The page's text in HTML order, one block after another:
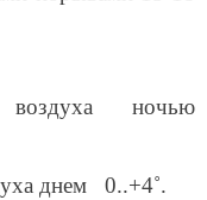
воздуха ночью
днем 0..+4˚.